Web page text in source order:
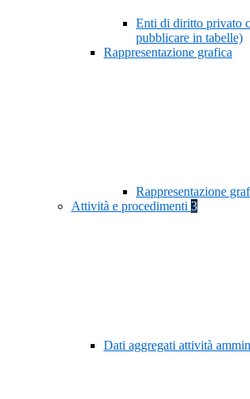
Enti di diritto privato
pubblicare in tabelle)
Rappresentazione grafica
Rappresentazione
Attività e procedimenti 3
Dati aggregati attività